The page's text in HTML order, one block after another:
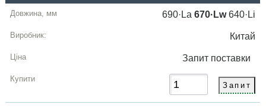
690·La670·Lw640·Li
Китай
Запит поставки